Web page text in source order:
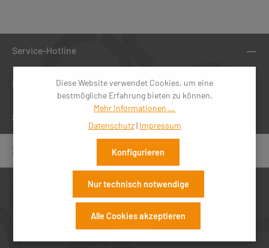
Service-Hotline
Informationen
Shop Services
Zertifizierungen
Diese Website verwendet Cookies, um eine
bestmögliche Erfahrung bieten zu können.
Mehr Informationen ...
Datenschutz| Impressum
Nur technisch notwendige
Konfigurieren
Alle Cookies akzeptieren